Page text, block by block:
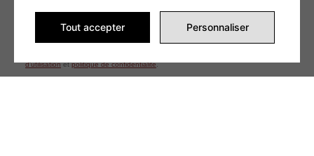
d'utilisationetpolitique de confidentialité.
Tout accepter Personnaliser